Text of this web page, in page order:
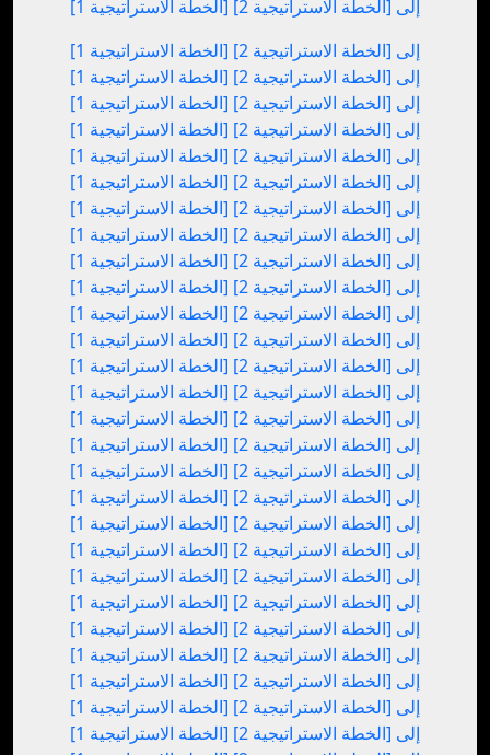
[الخطة الاستراتيجية 1] إلى [الخطة الاستراتيجية 2]
[الخطة الاستراتيجية 1] إلى [الخطة الاستراتيجية 2]
[الخطة الاستراتيجية 1] إلى [الخطة الاستراتيجية 2]
[الخطة الاستراتيجية 1] إلى [الخطة الاستراتيجية 2]
[الخطة الاستراتيجية 1] إلى [الخطة الاستراتيجية 2]
[الخطة الاستراتيجية 1] إلى [الخطة الاستراتيجية 2]
[الخطة الاستراتيجية 1] إلى [الخطة الاستراتيجية 2]
[الخطة الاستراتيجية 1] إلى [الخطة الاستراتيجية 2]
[الخطة الاستراتيجية 1] إلى [الخطة الاستراتيجية 2]
[الخطة الاستراتيجية 1] إلى [الخطة الاستراتيجية 2]
[الخطة الاستراتيجية 1] إلى [الخطة الاستراتيجية 2]
[الخطة الاستراتيجية 1] إلى [الخطة الاستراتيجية 2]
[الخطة الاستراتيجية 1] إلى [الخطة الاستراتيجية 2]
[الخطة الاستراتيجية 1] إلى [الخطة الاستراتيجية 2]
[الخطة الاستراتيجية 1] إلى [الخطة الاستراتيجية 2]
[الخطة الاستراتيجية 1] إلى [الخطة الاستراتيجية 2]
[الخطة الاستراتيجية 1] إلى [الخطة الاستراتيجية 2]
[الخطة الاستراتيجية 1] إلى [الخطة الاستراتيجية 2]
[الخطة الاستراتيجية 1] إلى [الخطة الاستراتيجية 2]
[الخطة الاستراتيجية 1] إلى [الخطة الاستراتيجية 2]
[الخطة الاستراتيجية 1] إلى [الخطة الاستراتيجية 2]
[الخطة الاستراتيجية 1] إلى [الخطة الاستراتيجية 2]
[الخطة الاستراتيجية 1] إلى [الخطة الاستراتيجية 2]
[الخطة الاستراتيجية 1] إلى [الخطة الاستراتيجية 2]
[الخطة الاستراتيجية 1] إلى [الخطة الاستراتيجية 2]
[الخطة الاستراتيجية 1] إلى [الخطة الاستراتيجية 2]
[الخطة الاستراتيجية 1] إلى [الخطة الاستراتيجية 2]
[الخطة الاستراتيجية 1] إلى [الخطة الاستراتيجية 2]